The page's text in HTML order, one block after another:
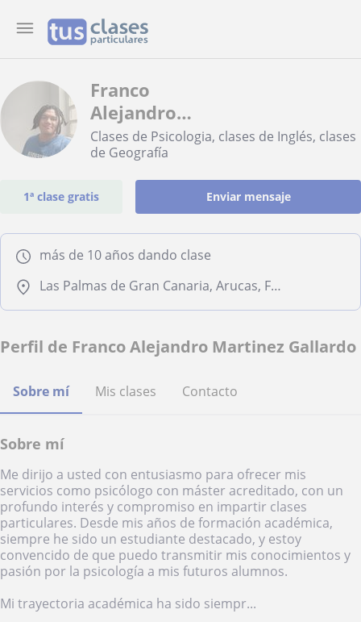
Franco
Alejandro
Martinez
Gallardo
Clases de Psicologia, clases de Inglés, clases
de Geografía
1ª clase gratis Enviar mensaje
más de 10 años dando clase
Las Palmas de Gran Canaria, Arucas, Firgas, Santa Brígida
Perfil de Franco Alejandro Martinez Gallardo
Sobre mí Mis clases Contacto
Sobre mí
Me dirijo a usted con entusiasmo para ofrecer mis
servicios como psicólogo con máster acreditado, con un
profundo interés y compromiso en impartir clases
particulares. Desde mis años de formación académica,
siempre he sido un estudiante destacado, y estoy
convencido de que puedo transmitir mis conocimientos y
pasión por la psicología a mis futuros alumnos.
Mi trayectoria académica ha sido siempr...